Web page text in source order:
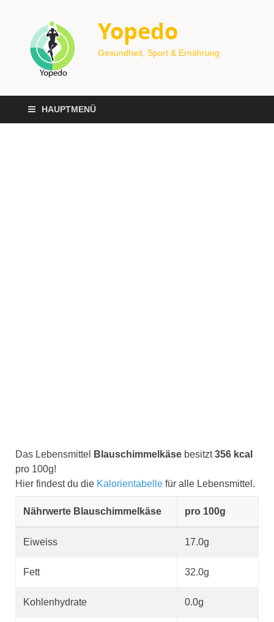
Yopedo
Gesundheit, Sport & Ernährung
HAUPTMENÜ
Das Lebensmittel Blauschimmelkäse besitzt356 kcal
pro 100g!
Hier findest du die Kalorientabelle für alle Lebensmittel.
Nährwerte Blauschimmelkäse pro 100g
Eiweiss 17.0g
Fett 32.0g
Kohlenhydrate 0.0g